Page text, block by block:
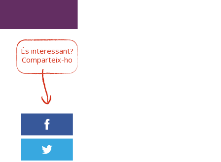
És interessant?
Comparteix-ho